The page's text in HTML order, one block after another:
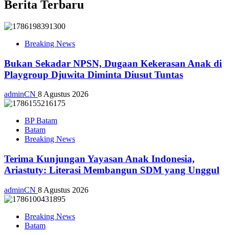
Berita Terbaru
Breaking News
Bukan Sekadar NPSN, Dugaan Kekerasan Anak di
Playgroup Djuwita Diminta Diusut Tuntas
adminCN 8 Agustus 2026
BP Batam
Batam
Breaking News
Terima Kunjungan Yayasan Anak Indonesia,
Ariastuty: Literasi Membangun SDM yang Unggul
adminCN 8 Agustus 2026
Breaking News
Batam